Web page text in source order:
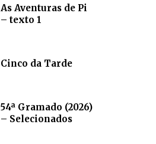
As Aventuras de Pi
– texto 1
Cinco da Tarde
54ª Gramado (2026)
– Selecionados